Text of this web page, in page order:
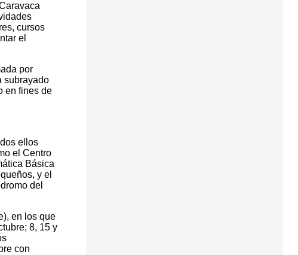
cursos
el
por
subrayado
en fines de
ellos
el Centro
Básica
y el
del
en los que
8, 15 y
con